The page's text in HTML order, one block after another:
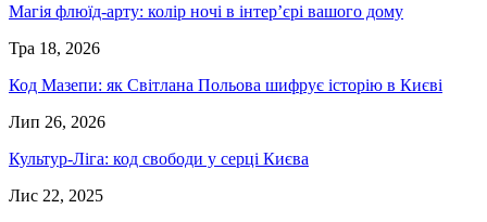
Магія флюїд-арту: колір ночі в інтер’єрі вашого дому
Тра 18, 2026
Код Мазепи: як Світлана Польова шифрує історію в Києві
Лип 26, 2026
Культур-Ліга: код свободи у серці Києва
Лис 22, 2025